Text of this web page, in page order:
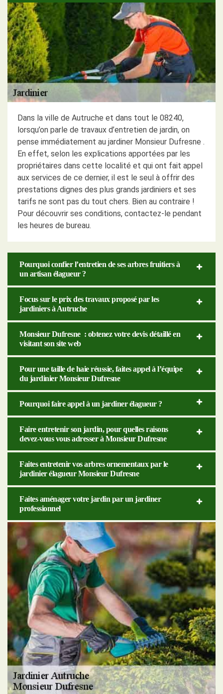
Dans la ville de Autruche et dans tout le 08240,
lorsqu’on parle de travaux d’entretien de jardin, on
pense immédiatement au jardiner Monsieur Dufresne .
En effet, selon les explications apportées par les
propriétaires dans cette localité et qui ont fait appel
aux services de ce dernier, il est le seul à offrir des
prestations dignes des plus grands jardiniers et ses
tarifs ne sont pas du tout chers. Bien au contraire !
Pour découvrir ses conditions, contactez-le pendant
les heures de bureau.
Pourquoi confier l’entretien de ses arbres fruitiers à
un artisan élagueur ?
Focus sur le prix des travaux proposé par les
jardiniers à Autruche
Monsieur Dufresne : obtenez votre devis détaillé en
visitant son site web
Pour une taille de haie réussie, faites appel à l’équipe
du jardinier Monsieur Dufresne
Pourquoi faire appel à un jardiner élagueur ?
Faire entretenir son jardin, pour quelles raisons
devez-vous vous adresser à Monsieur Dufresne
Faites entretenir vos arbres ornementaux par le
jardinier élagueur Monsieur Dufresne
Faites aménager votre jardin par un jardiner
professionnel